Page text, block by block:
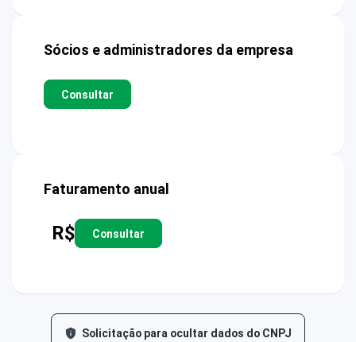
Sócios e administradores da empresa
Consultar
Faturamento anual
R$ Consultar
Solicitação para ocultar dados do CNPJ